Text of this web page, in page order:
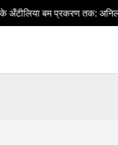
तक: अनिल देशमुख का बड़ा